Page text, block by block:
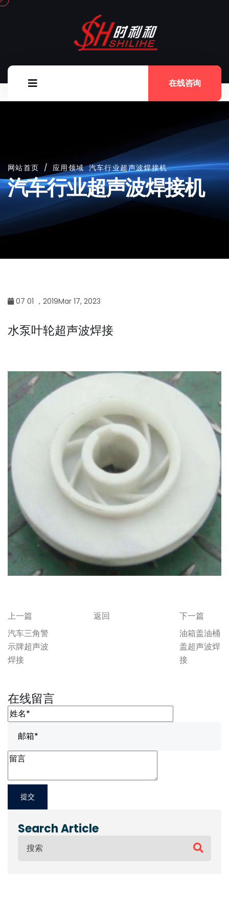
在线咨询
网站首页 / 应用领域 汽车行业超声波焊接机
汽车行业超声波焊接机
07 01 ，2019Mar 17, 2023
水泵叶轮超声波焊接
上一篇
汽车三角警
示牌超声波
焊接
返回
下一篇
油箱盖油桶
盖超声波焊
接
在线留言
Search Article